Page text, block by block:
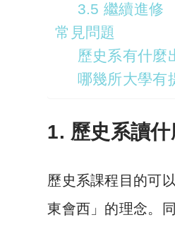
3.5 繼續進修
常見問題
歷史系有什麼
哪幾所大學有
1. 歷史系讀什
歷史系課程目的可
東會西」的理念。